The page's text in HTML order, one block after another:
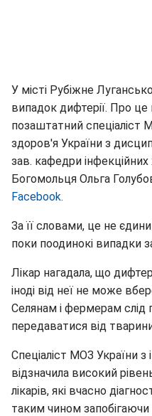
У місті Рубіжне
випадок дифтерії. Про
позаштатний спеціаліст
здоров'я України з
зав. кафедри інфекційних
Богомольця Ольга
Facebook.
За її словами, це не
поки поодинокі випадки
Лікар нагадала, що
іноді від неї не може
Селянам і фермерам
передаватися від
Спеціаліст МОЗ України з
відзначила високий
лікарів, які вчасно
таким чином